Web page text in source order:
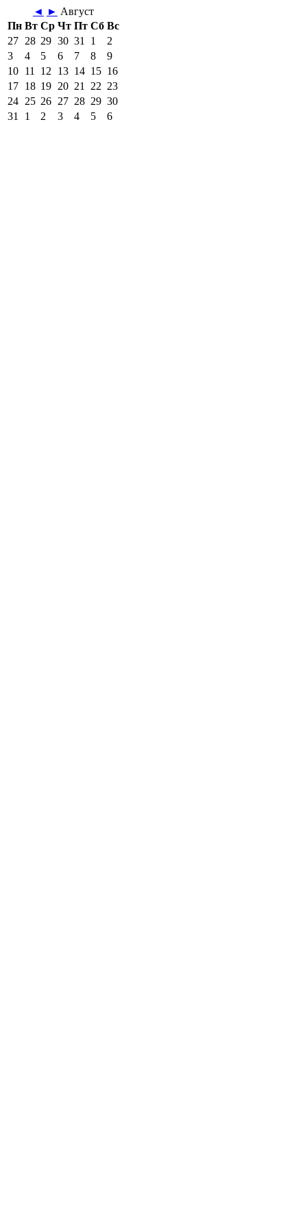
◄ ► Август
Пн Вт Ср Чт Пт Сб Вс
27 28 29 30 31 1
2
3
4 5 6 7 8
9
10 11 12 13 14 15 16
17 18 19 20 21 22 23
24 25 26 27 28 29 30
31
1 2 3 4 5 6